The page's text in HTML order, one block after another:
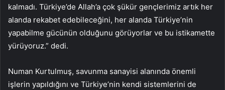
kalmadı. Türkiye’de Allah’a çok şükür gençlerimiz artık her
alanda rekabet edebileceğini, her alanda Türkiye’nin
yapabilme gücünün olduğunu görüyorlar ve bu istikamette
yürüyoruz.” dedi.
Numan Kurtulmuş, savunma sanayisi alanında önemli
işlerin yapıldığını ve Türkiye’nin kendi sistemlerini de